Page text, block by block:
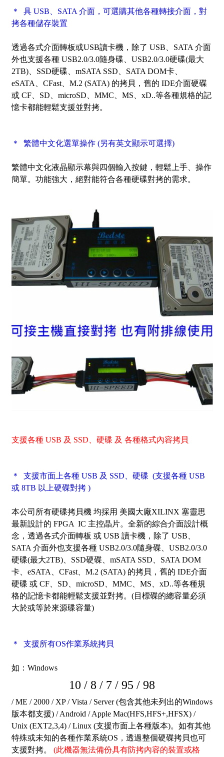
＊ 具 USB、SATA 介面，可選購其他各種轉接介面，對
拷各種儲存裝置
透過各式介面轉板或USB讀卡機，除了 USB、SATA 介面
外也支援各種 USB2.0/3.0隨身碟、USB2.0/3.0硬碟(最大
2TB)、SSD硬碟、mSATA SSD、SATA DOM卡、
eSATA、CFast、M.2 (SATA) 的拷貝，舊的 IDE介面硬碟
或 CF、SD、microSD、MMC、MS、xD..等各種規格的記
憶卡都能輕鬆支援並對拷。
＊ 繁體中文化選單操作 (另有英文顯示可選擇)
繁體中文化液晶顯示幕與四個輸入按鍵，輕鬆上手、操作
簡單。功能強大，絕對能符合各種硬碟對拷的需求。
支援各種 USB 及 SSD、硬碟 及 各種格式內容拷貝
＊ 支援市面上各種 USB 及 SSD、硬碟 (支援各種 USB
或 8TB 以上硬碟對拷 )
本公司所有硬碟拷貝機 均採用 美國大廠XILINX 塞靈思
最新設計的 FPGA IC 主控晶片。全新的綜合介面設計概
念，透過各式介面轉板 或 USB 讀卡機，除了 USB、
SATA 介面外也支援各種 USB2.0/3.0隨身碟、USB2.0/3.0
硬碟(最大2TB)、SSD硬碟、mSATA SSD、SATA DOM
卡、eSATA、CFast、M.2 (SATA) 的拷貝，舊的 IDE介面
硬碟 或 CF、SD、microSD、MMC、MS、xD..等各種規
格的記憶卡都能輕鬆支援並對拷。 (目標碟的總容量必須
大於或等於來源碟容量)
＊ 支援所有OS作業系統拷貝
如：Windows
10 / 8 / 7 / 95 / 98
/ ME / 2000 / XP / Vista / Server (包含其他未列出的Windows
版本都支援) / Android / Apple Mac(HFS,HFS+,HFSX) /
Unix (EXT2,3,4) / Linux (支援市面上各種版本)。如有其他
特殊或未知的各種作業系統OS，透過整個硬碟拷貝也可
支援對拷。
(此機器無法備份具有防拷內容的裝置或格